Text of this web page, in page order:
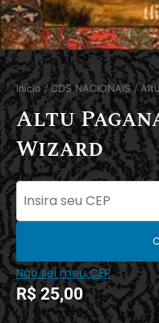
Início/CDS NACIONAIS/ Altu
Altu
Wizard
Não sei meu CEP
R$25,00